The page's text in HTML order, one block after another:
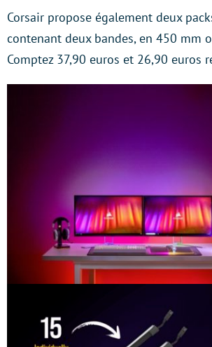
Corsair propose également deux
contenant deux bandes, en 450 mm
Comptez 37,90 euros et 26,90 euros